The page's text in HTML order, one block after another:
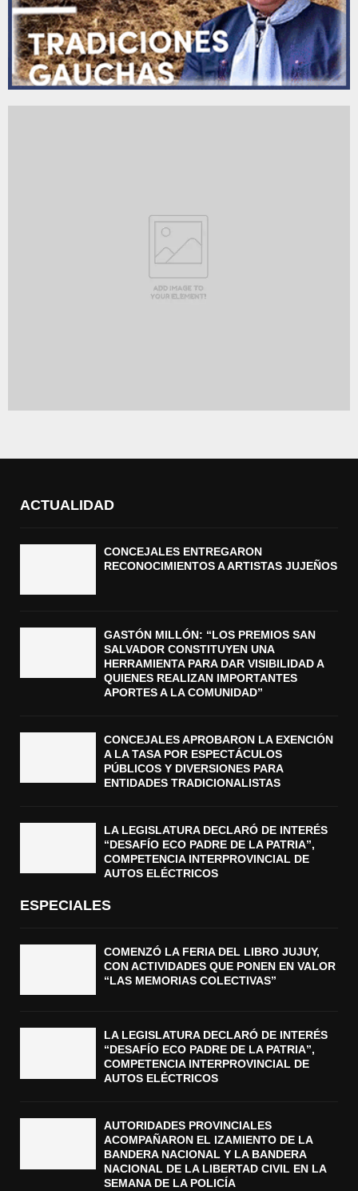
ACTUALIDAD
CONCEJALES ENTREGARON
RECONOCIMIENTOS A ARTISTAS JUJEÑOS
GASTÓN MILLÓN: “LOS PREMIOS SAN
SALVADOR CONSTITUYEN UNA
HERRAMIENTA PARA DAR VISIBILIDAD A
QUIENES REALIZAN IMPORTANTES
APORTES A LA COMUNIDAD”
CONCEJALES APROBARON LA EXENCIÓN
A LA TASA POR ESPECTÁCULOS
PÚBLICOS Y DIVERSIONES PARA
ENTIDADES TRADICIONALISTAS
LA LEGISLATURA DECLARÓ DE INTERÉS
“DESAFÍO ECO PADRE DE LA PATRIA”,
COMPETENCIA INTERPROVINCIAL DE
AUTOS ELÉCTRICOS
ESPECIALES
COMENZÓ LA FERIA DEL LIBRO JUJUY,
CON ACTIVIDADES QUE PONEN EN VALOR
“LAS MEMORIAS COLECTIVAS”
LA LEGISLATURA DECLARÓ DE INTERÉS
“DESAFÍO ECO PADRE DE LA PATRIA”,
COMPETENCIA INTERPROVINCIAL DE
AUTOS ELÉCTRICOS
AUTORIDADES PROVINCIALES
ACOMPAÑARON EL IZAMIENTO DE LA
BANDERA NACIONAL Y LA BANDERA
NACIONAL DE LA LIBERTAD CIVIL EN LA
SEMANA DE LA POLICÍA